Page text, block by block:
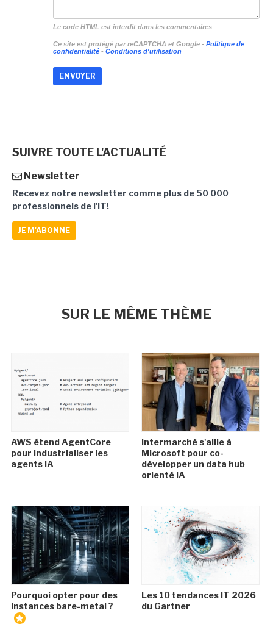
Le code HTML est interdit dans les commentaires
Ce site est protégé par reCAPTCHA et Google - Politique de
confidentialité- Conditions d'utilisation
SUIVRE TOUTE L'ACTUALITÉ
Newsletter
Recevez notre newsletter comme plus de 50 000
professionnels de l'IT!
JE M'ABONNE
SUR LE MÊME THÈME
AWS étend AgentCore
pour industrialiser les
agents IA
Intermarché s'allie à
Microsoft pour co-
développer un data hub
orienté IA
Pourquoi opter pour des
instances bare-metal ?
Les 10 tendances IT 2026
du Gartner